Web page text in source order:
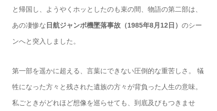
と帰国し、ようやくホッとしたのも束の間、物語の第二部は、
あの凄惨な 日航ジャンボ機墜落事故（1985年8月12日） のシー
ンへと突入しました。
第一部を遥かに超える、言葉にできない圧倒的な重苦しさ。 犠
牲になった方々と残された遺族の方々が背負った人生の意味。
私ごときがどれほど想像を巡らせても、到底及びもつきませ